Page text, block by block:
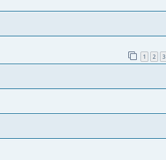
1 2 3